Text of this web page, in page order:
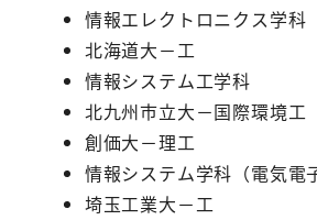
情報エレクトロニクス学科
北海道大－工
情報システム工学科
北九州市立大－国際環境工
創価大－理工
情報システム学科（電気電
埼玉工業大－工